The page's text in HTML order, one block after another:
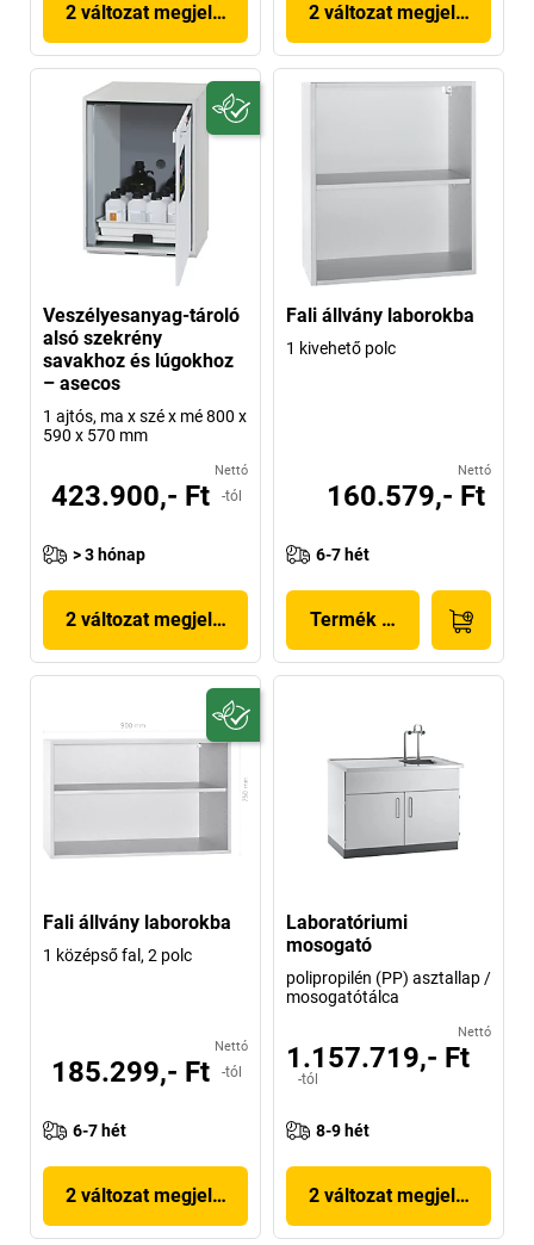
2 változat megjelenítése 2 változat megjelenítése
Veszélyesanyag-tároló
alsó szekrény
savakhoz és lúgokhoz
– asecos
1 ajtós, ma x szé x mé 800 x
590 x 570 mm
Nettó
423.900,- Ft -tól
> 3 hónap
2 változat megjelenítése
Fali állvány laborokba
1 kivehető polc
Nettó
160.579,- Ft
6-7 hét
Termék megjelenítése
Fali állvány laborokba
1 középső fal, 2 polc
Nettó
185.299,- Ft -tól
6-7 hét
2 változat megjelenítése
Laboratóriumi
mosogató
polipropilén (PP) asztallap /
mosogatótálca
Nettó
1.157.719,- Ft
-tól
8-9 hét
2 változat megjelenítése